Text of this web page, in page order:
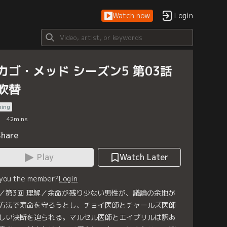
Watch now Login
ゴ・メッド シーズン5 第03話
替
42mins
Play
Watch Later
the member?Login
第3回 理解／余命が残り少ない男性が、議論の余地が
法で寿命を守ろうとし、チョイ医師とチャールズ医師
い決断を迫られる。マルセル医師とエイプリルは訳あ